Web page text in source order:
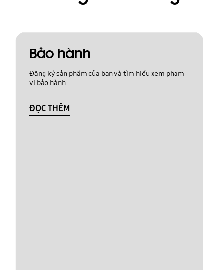
Bảo hành
Đăng ký sản phẩm của bạn và tìm hiểu xem phạm
vi bảo hành
ĐỌC THÊM